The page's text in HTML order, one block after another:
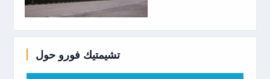
تشيمتيك فورو حول